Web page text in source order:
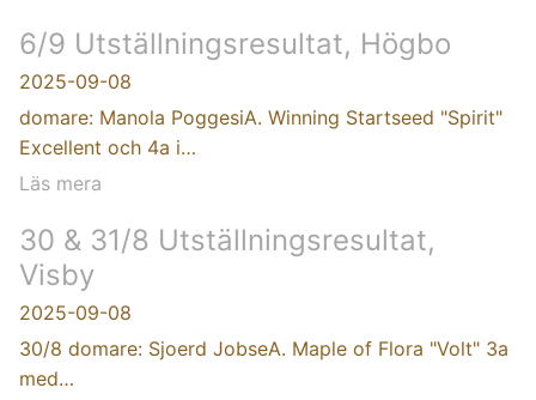
6/9 Utställningsresultat, Högbo
2025-09-08
domare: Manola PoggesiA. Winning Startseed "Spirit"
Excellent och 4a i…
Läs mera
30 & 31/8 Utställningsresultat,
Visby
2025-09-08
30/8 domare: Sjoerd JobseA. Maple of Flora "Volt" 3a
med…